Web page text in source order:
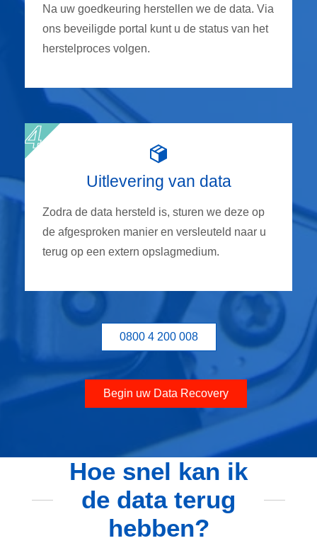
Na uw goedkeuring herstellen we de data. Via
ons beveiligde portal kunt u de status van het
herstelproces volgen.
Uitlevering van data
Zodra de data hersteld is, sturen we deze op
de afgesproken manier en versleuteld naar u
terug op een extern opslagmedium.
0800 4 200 008
Begin uw Data Recovery
Hoe snel kan ik
de data terug
hebben?